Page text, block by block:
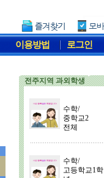
이용방법 로그인
전주지역 과외학생
수학/
중학교2
전체
수학/
고등학교1학